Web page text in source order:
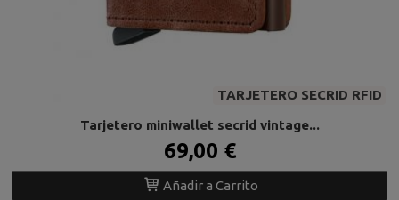
TARJETERO SECRID RFID
Tarjetero miniwallet secrid vintage...
69,00 €
Añadir a Carrito